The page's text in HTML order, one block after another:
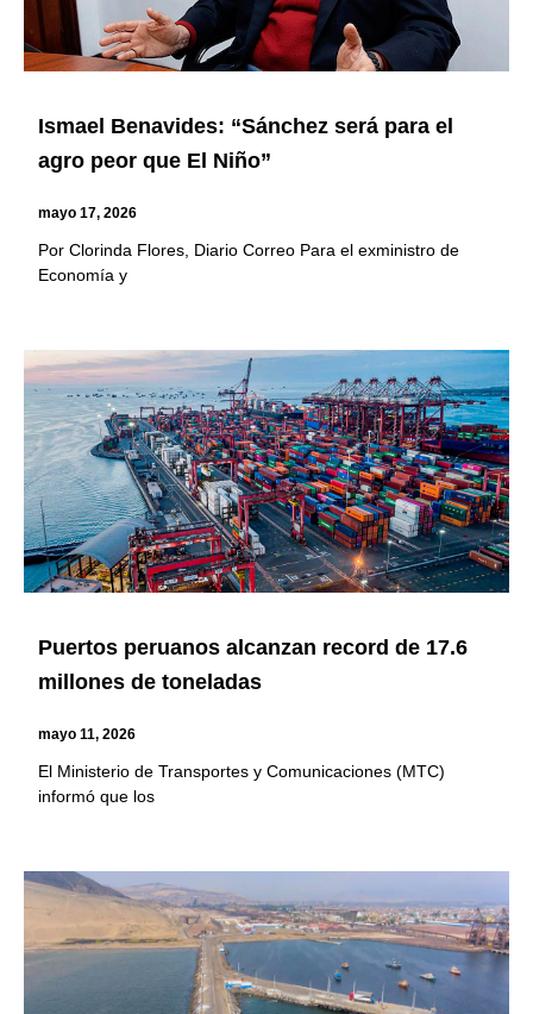
Ismael Benavides: “Sánchez será para el
agro peor que El Niño”
mayo 17, 2026
Por Clorinda Flores, Diario Correo Para el exministro de
Economía y
Puertos peruanos alcanzan record de 17.6
millones de toneladas
mayo 11, 2026
El Ministerio de Transportes y Comunicaciones (MTC)
informó que los